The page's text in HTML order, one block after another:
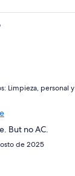
Limpieza, personal
But no AC.
de 2025